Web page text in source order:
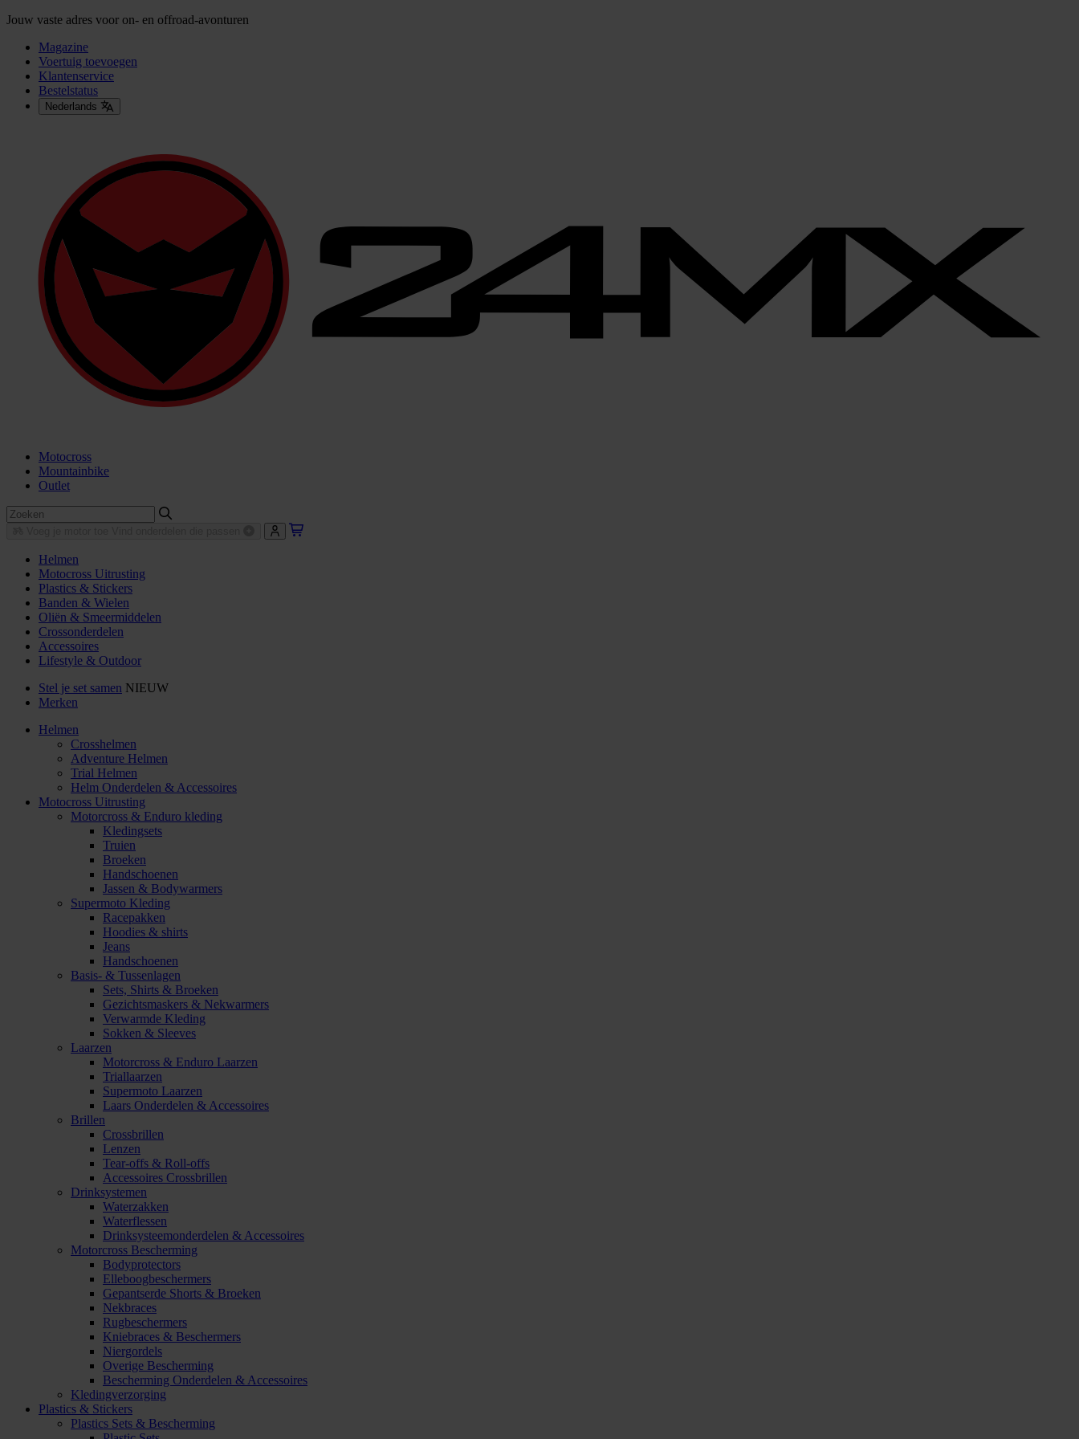
Jouw vaste adres voor on- en offroad-avonturen
Magazine
Voertuig toevoegen
Klantenservice
Bestelstatus
Nederlands
Motocross
Mountainbike
Outlet
Helmen
Motocross Uitrusting
Plastics & Stickers
Banden & Wielen
Oliën & Smeermiddelen
Crossonderdelen
Accessoires
Lifestyle & Outdoor
Stel je set samen NIEUW
Merken
Helmen
Crosshelmen
Adventure Helmen
Trial Helmen
Helm Onderdelen & Accessoires
Motocross Uitrusting
Motorcross & Enduro kleding
Kledingsets
Truien
Broeken
Handschoenen
Jassen & Bodywarmers
Supermoto Kleding
Racepakken
Hoodies & shirts
Jeans
Handschoenen
Basis- & Tussenlagen
Sets, Shirts & Broeken
Gezichtsmaskers & Nekwarmers
Verwarmde Kleding
Sokken & Sleeves
Laarzen
Motorcross & Enduro Laarzen
Triallaarzen
Supermoto Laarzen
Laars Onderdelen & Accessoires
Brillen
Crossbrillen
Lenzen
Tear-offs & Roll-offs
Accessoires Crossbrillen
Drinksystemen
Waterzakken
Waterflessen
Drinksysteemonderdelen & Accessoires
Motorcross Bescherming
Bodyprotectors
Elleboogbeschermers
Gepantserde Shorts & Broeken
Nekbraces
Rugbeschermers
Kniebraces & Beschermers
Niergordels
Overige Bescherming
Bescherming Onderdelen & Accessoires
Kledingverzorging
Plastics & Stickers
Plastics Sets & Bescherming